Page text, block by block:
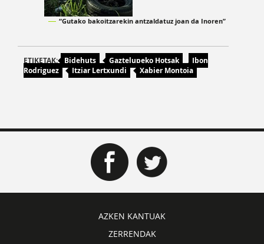
“Gutako bakoitzarekin antzaldatuz joan da Inoren”
ETIKETAK: Bidehuts Gaztelupeko Hotsak
Ibon
Rodriguez
Itziar Lertxundi Xabier Montoia
AZKEN KANTUAK
ZERRENDAK